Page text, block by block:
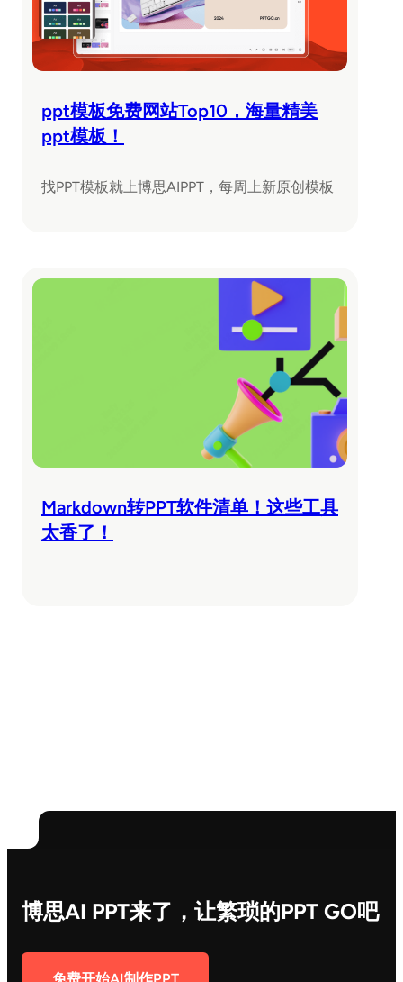
ppt模板免费网站Top10，海量精美
ppt模板！
找PPT模板就上博思AIPPT，每周上新原创模板
Markdown转PPT软件清单！这些工具
太香了！
博思AI PPT来了，让繁琐的PPT GO吧